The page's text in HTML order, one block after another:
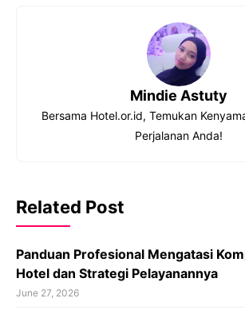
Mindie Astuty
Bersama Hotel.or.id, Temukan
Perjalanan Anda!
Related Post
Panduan Profesional Mengatasi
Hotel dan Strategi Pelayanannya
June 27, 2026